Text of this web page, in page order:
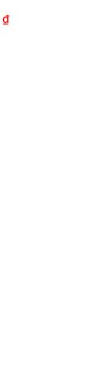
₫Giá
hiện